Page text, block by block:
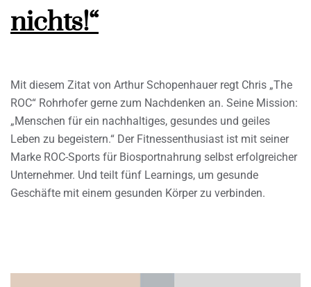
nichts!“
Mit diesem Zitat von Arthur Schopenhauer regt Chris „The
ROC“ Rohrhofer gerne zum Nachdenken an. Seine Mission:
„Menschen für ein nachhaltiges, gesundes und geiles
Leben zu begeistern.“ Der Fitnessenthusiast ist mit seiner
Marke ROC-Sports für Biosportnahrung selbst erfolgreicher
Unternehmer. Und teilt fünf Learnings, um gesunde
Geschäfte mit einem gesunden Körper zu verbinden.